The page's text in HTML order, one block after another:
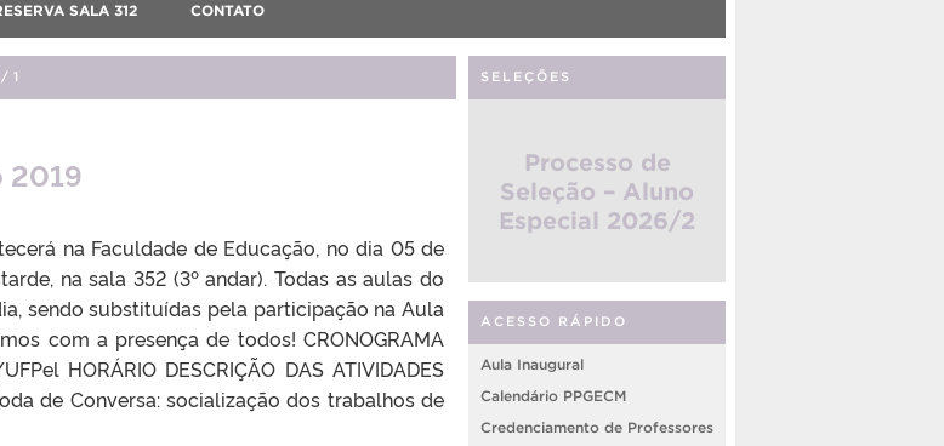
SALA 312 CONTATO
1
2019
na Faculdade de Educação, no dia 05 de
na sala 352 (3º andar). Todas as aulas do
sendo substituídas pela participação na Aula
com a presença de todos! CRONOGRAMA
HORÁRIO DESCRIÇÃO DAS ATIVIDADES
de Conversa: socialização dos trabalhos de
SELEÇÕES
Processo de
Seleção – Aluno
Especial 2026/2
ACESSO RÁPIDO
Aula Inaugural
Calendário PPGECM
Credenciamento de Professores